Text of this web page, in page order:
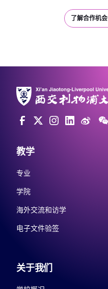
了解合作机会
教学
专业
学院
海外交流和访学
电子文件验签
关于我们